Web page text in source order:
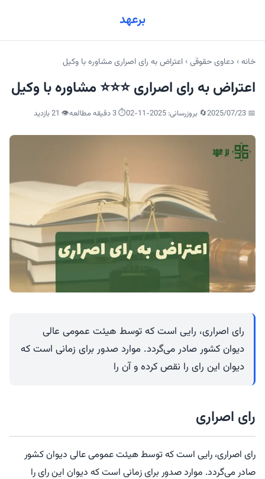
برعهد
خانه› دعاوی حقوقی› اعتراض به رای اصراری مشاوره با وکیل
اعتراض به رای اصراری ⭐⭐⭐ مشاوره با وکیل
📅
2025/07/23🔄 بروزرسانی: 2025-11-02 ⏱️ 3 دقیقه مطالعه 👁️
21 بازدید
رای اصراری، رایی است که توسط هیئت عمومی عالی
دیوان کشور صادر می‌گردد. موارد صدور برای زمانی است که
دیوان این رای را نقص کرده و آن را
رای اصراری
رای اصراری، رایی است که توسط هیئت عمومی عالی دیوان کشور
صادر می‌گردد. موارد صدور برای زمانی است که دیوان این رای را